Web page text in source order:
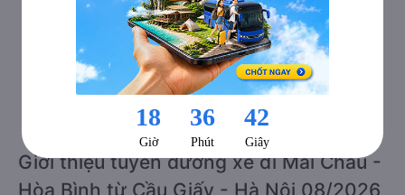
Số lượng chuyến xe 48 chuyến
Số lượng nhà xe 10 nhà xe
Giới thiệu tuyến đường xe đi Mai Châu -
Hòa Bình từ Cầu Giấy - Hà Nội 08/2026